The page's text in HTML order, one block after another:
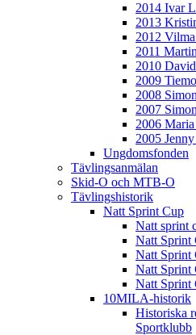
2014 Ivar
2013
2012
2011
2010
2009
2008
2007
2006
2005
Ungdomsfonden
Tävlingsanmälan
Skid-O och MTB-O
Tävlingshistorik
Natt Sprint Cup
Natt sprint
Natt Sprint
Natt Sprint
Natt Sprint
Natt Sprint
10MILA-historik
Historiska
Sportklubb